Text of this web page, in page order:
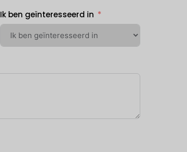
Ik ben geïnteresseerd in